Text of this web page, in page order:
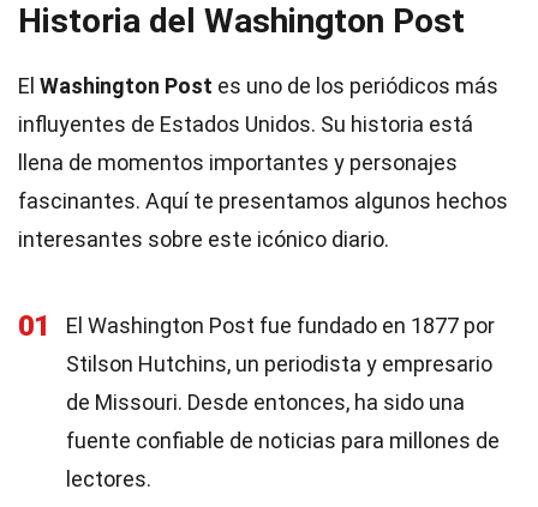
Historia del Washington Post
El Washington Post es uno de los periódicos más
influyentes de Estados Unidos. Su historia está
llena de momentos importantes y personajes
fascinantes. Aquí te presentamos algunos hechos
interesantes sobre este icónico diario.
01
El Washington Post fue fundado en 1877 por
Stilson Hutchins, un periodista y empresario
de Missouri. Desde entonces, ha sido una
fuente confiable de noticias para millones de
lectores.